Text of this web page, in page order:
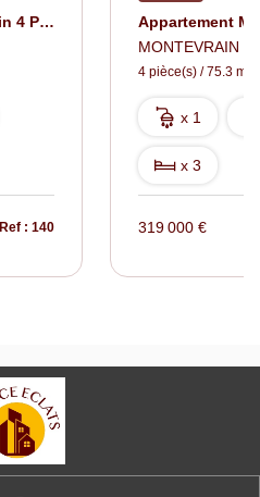
Appartement Montevrain 4 Pièce(s) 100 M2
Ref : 140
MONTEVRAIN
4 pièce(s) / 75.3 m²
x 1
x 3
319 000 €